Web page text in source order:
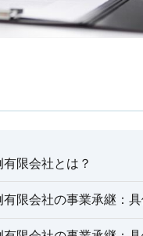
有限会社とは？
有限会社の事業承継：